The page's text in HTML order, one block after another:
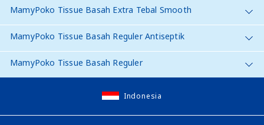
MamyPoko Tissue Basah Extra Tebal Smooth
MamyPoko Tissue Basah Reguler Antiseptik
MamyPoko Tissue Basah Reguler
Indonesia